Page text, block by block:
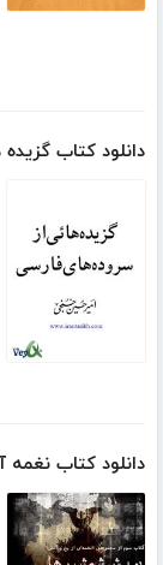
دانلود کتاب
دانلود کتاب